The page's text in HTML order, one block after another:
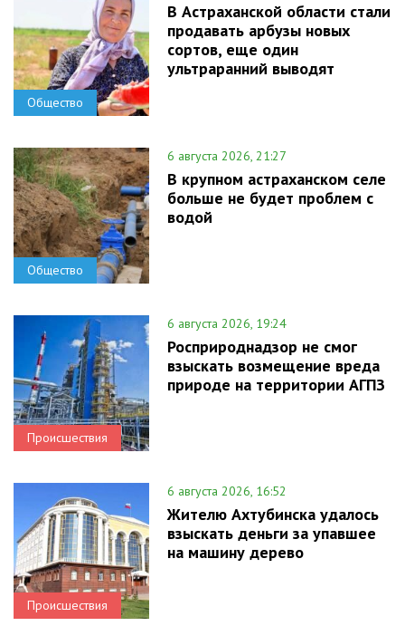
Общество
В Астраханской области стали
продавать арбузы новых
сортов, еще один
ультраранний выводят
Общество
6 августа 2026, 21:27
В крупном астраханском селе
больше не будет проблем с
водой
Происшествия
6 августа 2026, 19:24
Росприроднадзор не смог
взыскать возмещение вреда
природе на территории АГПЗ
Происшествия
6 августа 2026, 16:52
Жителю Ахтубинска удалось
взыскать деньги за упавшее
на машину дерево